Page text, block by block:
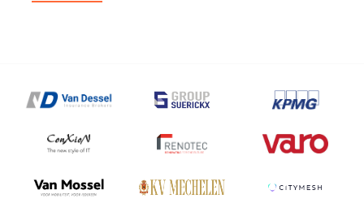
BEDRIJF
VOOR
EEN